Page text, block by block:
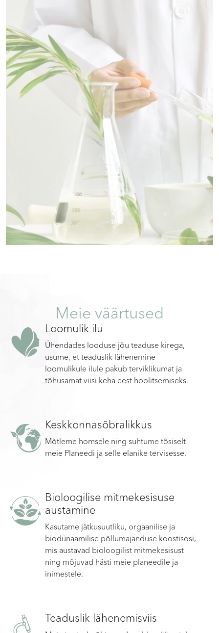
Meie väärtused
Loomulik ilu
Ühendades looduse jõu teaduse kirega,
usume, et teaduslik lähenemine
loomulikule ilule pakub terviklikumat ja
tõhusamat viisi keha eest hoolitsemiseks.
Keskkonnasõbralikkus
Mõtleme homsele ning suhtume tõsiselt
meie Planeedi ja selle elanike tervisesse.
Bioloogilise mitmekesisuse
austamine
Kasutame jätkusuutliku, orgaanilise ja
biodünaamilise põllumajanduse koostisosi,
mis austavad bioloogilist mitmekesisust
ning mõjuvad hästi meie planeedile ja
inimestele.
Teaduslik lähenemisviis